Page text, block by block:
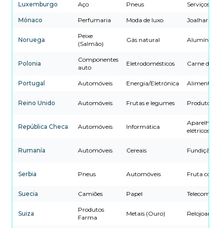
Luxemburgo Aço Pneus Serviços
Mónaco Perfumaria Moda de luxo Joalharia
Noruega
Peixe
(Salmão)
Gás natural Alumínio
Polonia
Componentes
auto
Eletrodomésticos Carne de
Portugal Automóveis Energia/Eletrónica
Reino Unido Automóveis Frutas e legumes Produtos
República Checa Automóveis Informática
Aparelhos
elétricos
Rumanía Automóveis Cereais Fundição
Serbia Pneus Automóveis Fruta
Suecia Camiões Papel
Suiza
Produtos
Farma
Metais (Ouro) Relojoaria